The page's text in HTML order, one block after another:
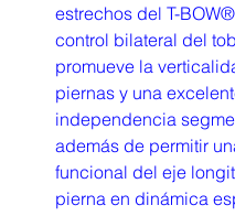
estrechos del T-
control bilateral del
promueve la
piernas y una
independencia
además de permitir
funcional del eje
pierna en dinámica